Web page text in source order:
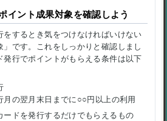
イント成果対象を確認しよう
をするとき気をつけなければいけない
です。これをしっかりと確認しまし
発行でポイントがもらえる条件は以下
月の翌月末日までに○○円以上の利用
ードを発行するだけでもらえるもの